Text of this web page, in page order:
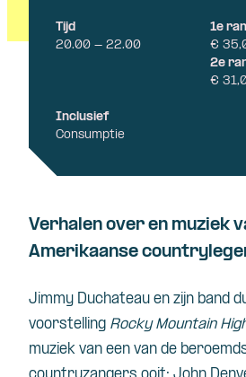
Tijd
20.00 - 22.00
1e
€
2e
€
Inclusief
Consumptie
Verhalen over en muziek
Amerikaanse
Jimmy Duchateau en zijn band
voorstelling Rocky Mountain
muziek van een van de